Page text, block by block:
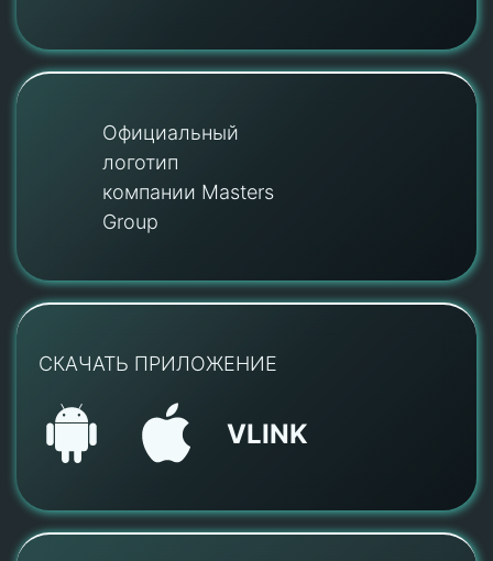
Официальный
логотип
компании Masters
Group
СКАЧАТЬ ПРИЛОЖЕНИЕ
VLINK